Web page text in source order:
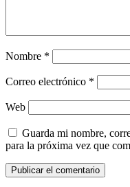
Nombre *
Correo electrónico *
Web
Guarda mi nombre,
para la próxima vez que